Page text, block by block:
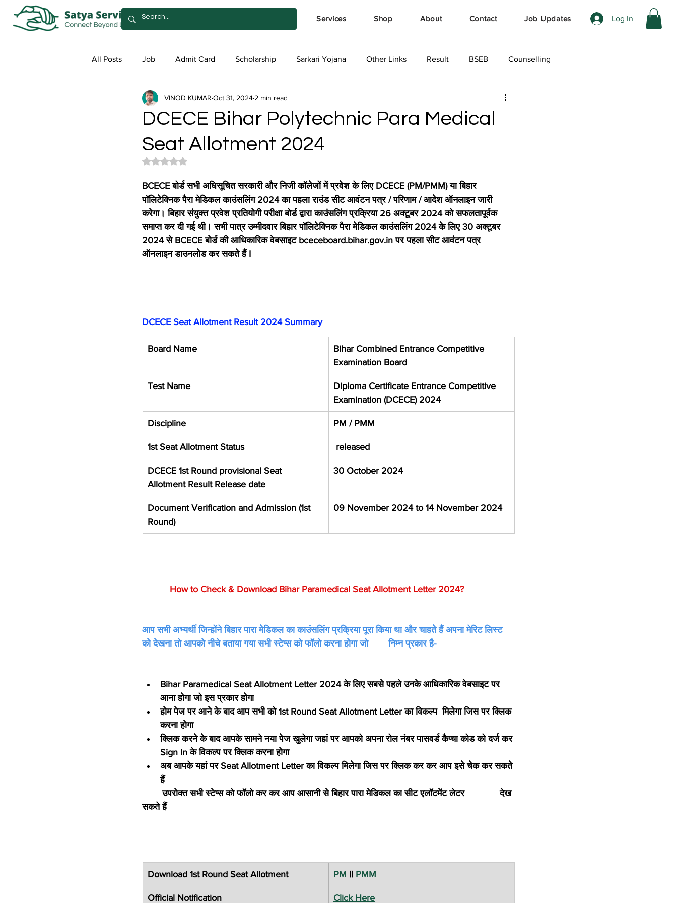
Services Shop About Contact Job Updates Log In
All Posts Job Admit Card Scholarship Sarkari Yojana Other Links Result BSEB Counselling
Admission Satya Services
DCECE Bihar Polytechnic Para Medical
Seat Allotment 2024
VINOD KUMAR Oct 31, 2024 2 min read
Rated NaN out of 5 stars.
BCECE बोर्ड सभी अधिसूचित सरकारी और निजी कॉलेजों में प्रवेश के लिए DCECE (PM/PMM) या बिहार
पॉलिटेक्निक पैरा मेडिकल काउंसलिंग 2024 का पहला राउंड सीट आवंटन पत्र / परिणाम / आदेश ऑनलाइन जारी
करेगा। बिहार संयुक्त प्रवेश प्रतियोगी परीक्षा बोर्ड द्वारा काउंसलिंग प्रक्रिया 26 अक्टूबर 2024 को सफलतापूर्वक
समाप्त कर दी गई थी। सभी पात्र उम्मीदवार बिहार पॉलिटेक्निक पैरा मेडिकल काउंसलिंग 2024 के लिए 30 अक्टूबर
2024 से BCECE बोर्ड की आधिकारिक वेबसाइट bceceboard.bihar.gov.in पर पहला सीट आवंटन पत्र
ऑनलाइन डाउनलोड कर सकते हैं I
DCECE Seat Allotment Result 2024 Summary
Board Name
Bihar Combined Entrance Competitive
Examination Board
Test Name
Diploma Certificate Entrance Competitive
Examination (DCECE) 2024
Discipline PM / PMM
1st Seat Allotment Status released
DCECE 1st Round provisional Seat
Allotment Result Release date
30 October 2024
Document Verification and Admission (1st
Round)
09 November 2024 to 14 November 2024
  How to Check & Download Bihar Paramedical Seat Allotment Letter 2024?
आप सभी अभ्यर्थी जिन्होंने बिहार पारा मेडिकल का काउंसलिंग प्रक्रिया पूरा किया था और चाहते हैं अपना मेरिट लिस्ट
को देखना तो आपको नीचे बताया गया सभी स्टेप्स को फॉलो करना होगा जो        निम्न प्रकार है-
Bihar Paramedical Seat Allotment Letter 2024 के लिए सबसे पहले उनके आधिकारिक वेबसाइट पर
आना होगा जो इस प्रकार होगा
होम पेज पर आने के बाद आप सभी को 1st Round Seat Allotment Letter का विकल्प  मिलेगा जिस पर क्लिक
करना होगा
क्लिक करने के बाद आपके सामने नया पेज खुलेगा जहां पर आपको अपना रोल नंबर पासवर्ड कैप्चा कोड को दर्ज कर
Sign In के विकल्प पर क्लिक करना होगा
अब आपके यहां पर Seat Allotment Letter का विकल्प मिलेगा जिस पर क्लिक कर कर आप इसे चेक कर सकते
हैं
        उपरोक्त सभी स्टेप्स को फॉलो कर कर आप आसानी से बिहार पारा मेडिकल का सीट एलॉटमेंट लेटर              देख
सकते हैं
Download 1st Round Seat Allotment PM || PMM
Official Notification Click Here